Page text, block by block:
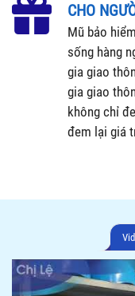
CHO
Mũ bảo
sống hàng
gia giao
gia giao
không chỉ
đem lại giá